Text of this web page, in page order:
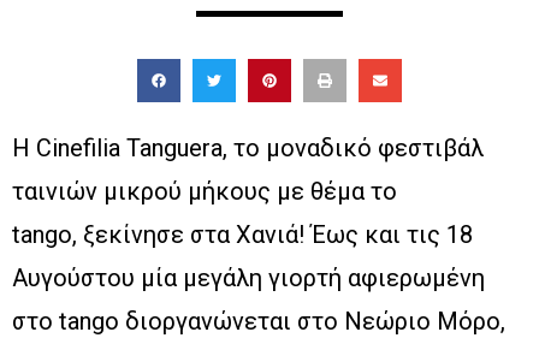
H Cinefilia Tanguera, το μοναδικό φεστιβάλ
ταινιών μικρού μήκους με θέμα το
tango, ξεκίνησε στα Χανιά! Έως και τις 18
Αυγούστου μία μεγάλη γιορτή αφιερωμένη
στο tango διοργανώνεται στο Νεώριο Μόρο,